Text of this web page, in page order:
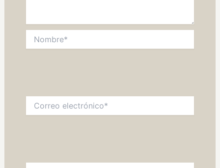
electrónico*